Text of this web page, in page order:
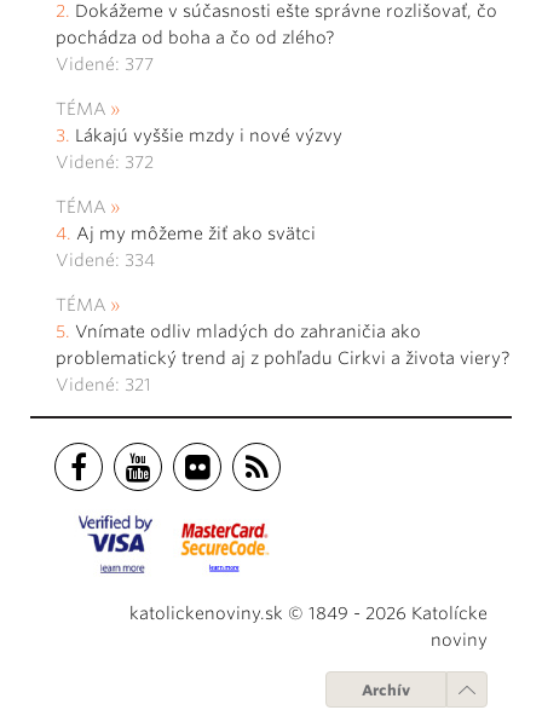
Dokážeme v súčasnosti ešte správne rozlišovať, čo
pochádza od boha a čo od zlého?
Videné: 377
TÉMA
Lákajú vyššie mzdy i nové výzvy
Videné: 372
TÉMA
Aj my môžeme žiť ako svätci
Videné: 334
TÉMA
Vnímate odliv mladých do zahraničia ako
problematický trend aj z pohľadu Cirkvi a života viery?
Videné: 321
katolickenoviny.sk © 1849 - 2026 Katolícke
noviny
Archív